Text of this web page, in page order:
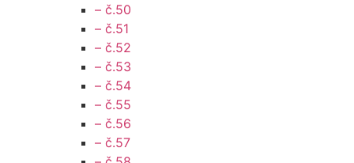
– č.50
– č.51
– č.52
– č.53
– č.54
– č.55
– č.56
– č.57